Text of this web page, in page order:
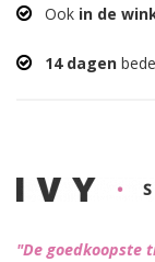
Ook in de
14 dagen
"De goedkoopste